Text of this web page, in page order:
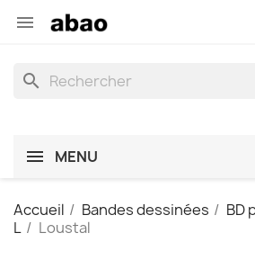

search
MENU
Accueil Bandes dessinées
BD
L
Loustal